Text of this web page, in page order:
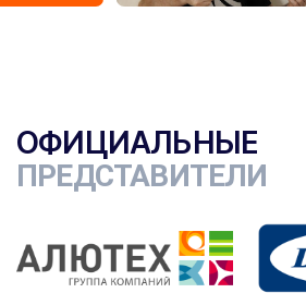
ОФИЦИАЛЬНЫЕ
ПРЕДСТАВИТЕЛИ